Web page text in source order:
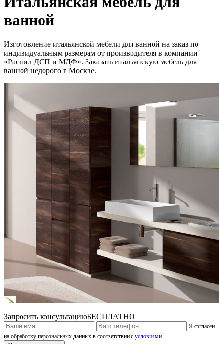
ванной
Изготовление итальянской мебели для ванной на заказ по
индивидуальным размерам от производителя в компании
«Распил ДСП и МДФ». Заказать итальянскую мебель для
ванной недорого в Москве.
Запросить консультациюБЕСПЛАТНО
Я согласен
на обработку персональных данных в соответствии с условиями